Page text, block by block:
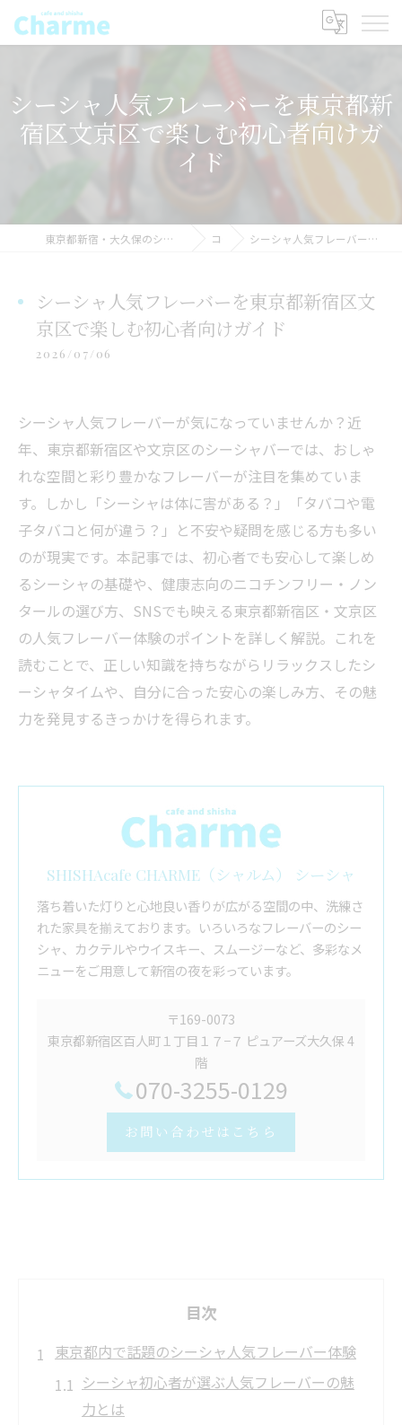
シーシャ人気フレーバーを東京都新
宿区文京区で楽しむ初心者向けガ
イド
東京都新宿・大久保のシーシャならSHISHAcafe CHARME(シャルム) シーシャ コラム シーシャ人気フレーバーを東京都新宿区文京区で楽しむ初心者向けガイド
シーシャ人気フレーバーを東京都新宿区文
京区で楽しむ初心者向けガイド
2026/07/06
シーシャ人気フレーバーが気になっていませんか？近
年、東京都新宿区や文京区のシーシャバーでは、おしゃ
れな空間と彩り豊かなフレーバーが注目を集めていま
す。しかし「シーシャは体に害がある？」「タバコや電
子タバコと何が違う？」と不安や疑問を感じる方も多い
のが現実です。本記事では、初心者でも安心して楽しめ
るシーシャの基礎や、健康志向のニコチンフリー・ノン
タールの選び方、SNSでも映える東京都新宿区・文京区
の人気フレーバー体験のポイントを詳しく解説。これを
読むことで、正しい知識を持ちながらリラックスしたシ
ーシャタイムや、自分に合った安心の楽しみ方、その魅
力を発見するきっかけを得られます。
SHISHAcafe CHARME（シャルム） シーシャ
落ち着いた灯りと心地良い香りが広がる空間の中、洗練さ
れた家具を揃えております。いろいろなフレーバーのシー
シャ、カクテルやウイスキー、スムージーなど、多彩なメ
ニューをご用意して新宿の夜を彩っています。
〒169-0073
東京都新宿区百人町１丁目１７−７ ピュアーズ大久保 4
階
070-3255-0129
お問い合わせはこちら
目次
東京都内で話題のシーシャ人気フレーバー体験
シーシャ初心者が選ぶ人気フレーバーの魅
力とは